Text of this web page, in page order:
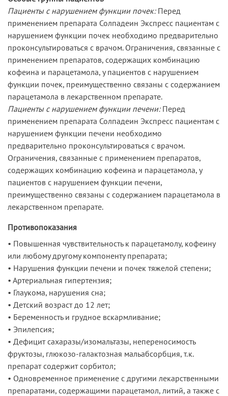
Пациенты с нарушением функции почек: Перед
применением препарата Солпадеин Экспресс пациентам с
нарушением функции почек необходимо предварительно
проконсультироваться с врачом. Ограничения, связанные с
применением препаратов, содержащих комбинацию
кофеина и парацетамола, у пациентов с нарушением
функции почек, преимущественно связаны с содержанием
парацетамола в лекарственном препарате.
Пациенты с нарушением функции печени: Перед
применением препарата Солпадеин Экспресс пациентам с
нарушением функции печени необходимо
предварительно проконсультироваться с врачом.
Ограничения, связанные с применением препаратов,
содержащих комбинацию кофеина и парацетамола, у
пациентов с нарушением функции печени,
преимущественно связаны с содержанием парацетамола в
лекарственном препарате.
Противопоказания
• Повышенная чувствительность к парацетамолу, кофеину
или любому другому компоненту препарата;
• Нарушения функции печени и почек тяжелой степени;
• Артериальная гипертензия;
• Глаукома, нарушения сна;
• Детский возраст до 12 лет;
• Беременность и грудное вскармливание;
• Эпилепсия;
• Дефицит сахаразы/изомальтазы, непереносимость
фруктозы, глюкозо-галактозная мальабсорбция, т.к.
препарат содержит сорбитол;
• Одновременное применение с другими лекарственными
препаратами, содержащими парацетамол, литий, а также с